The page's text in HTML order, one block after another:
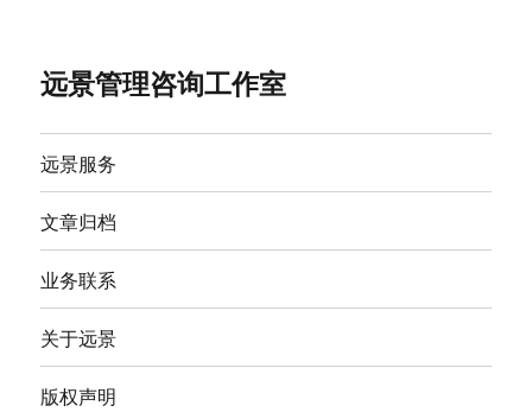
远景管理咨询工作室
远景服务
文章归档
业务联系
关于远景
版权声明